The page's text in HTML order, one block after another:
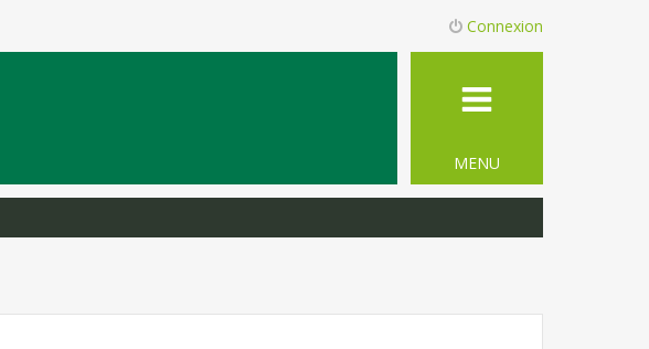
Connexion
MENU